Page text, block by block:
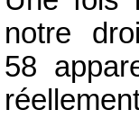
notre
58